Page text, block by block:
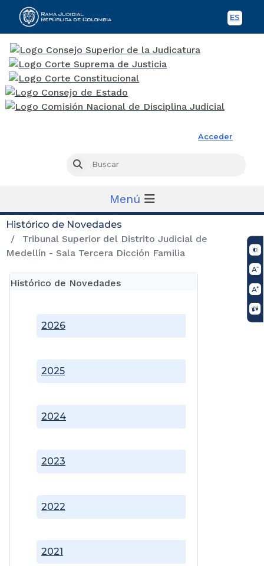
ES
Acceder
Buscar
Menú
Histórico de Novedades
Tribunal Superior del Distrito Judicial de
Medellín - Sala Tercera Dicción Familia
Histórico de Novedades
2021
2022
2023
2024
2025
2026